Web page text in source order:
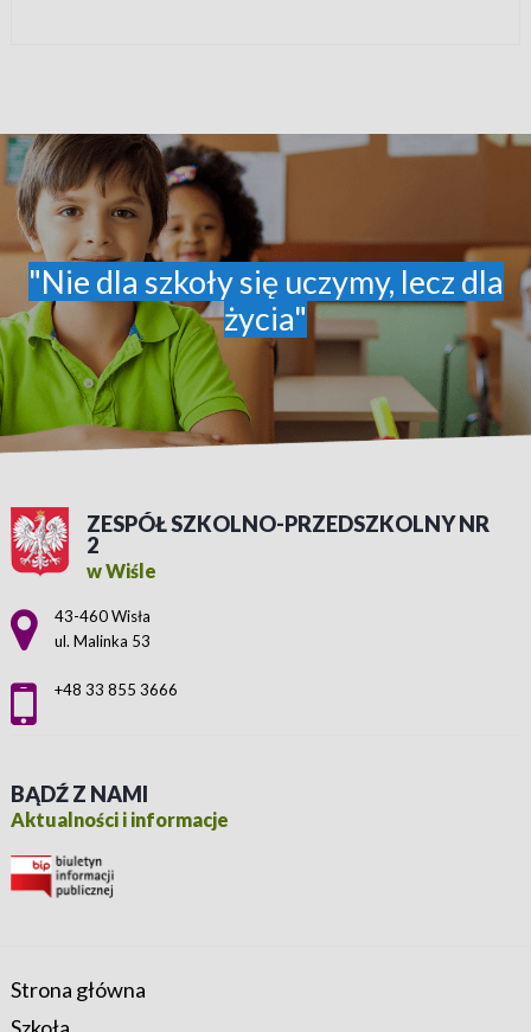
"Nie dla szkoły się uczymy, lecz dla
życia"
ZESPÓŁ SZKOLNO-PRZEDSZKOLNY NR
2
w Wiśle
Adres pocztowy:
43-460 Wisła
ul. Malinka 53
+48 33 855 3666
BĄDŹ Z NAMI
Aktualności i informacje
Strona główna